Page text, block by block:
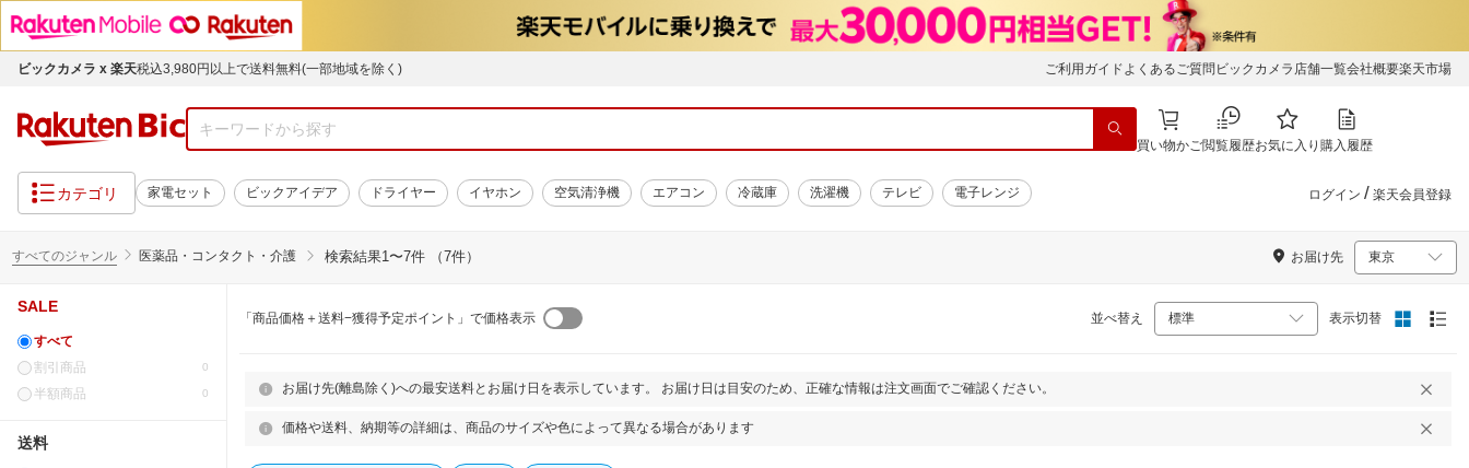
ビックカメラ x 楽天税込3,980円以上で送料無料(一部地域を除く) ご利用ガイド よくあるご質問 ビックカメラ店舗一覧会社概要楽天市場
買い物かご閲覧履歴お気に入り 購入履歴
カテゴリ 家電セット ビックアイデア ドライヤー イヤホン 空気清浄機 エアコン 冷蔵庫 洗濯機 テレビ 電子レンジ ログイン / 楽天会員登録
すべてのジャンル 医薬品・コンタクト・介護 検索結果1〜7件 （7件） お届け先
SALE
すべて
0
割引商品
0
半額商品
送料
「商品価格＋送料−獲得予定ポイント」で価格表示 並べ替え 表示切替
お届け先(離島除く)への最安送料とお届け日を表示しています。 お届け日は目安のため、正確な情報は注文画面でご確認ください。
価格や送料、納期等の詳細は、商品のサイズや色によって異なる場合があります